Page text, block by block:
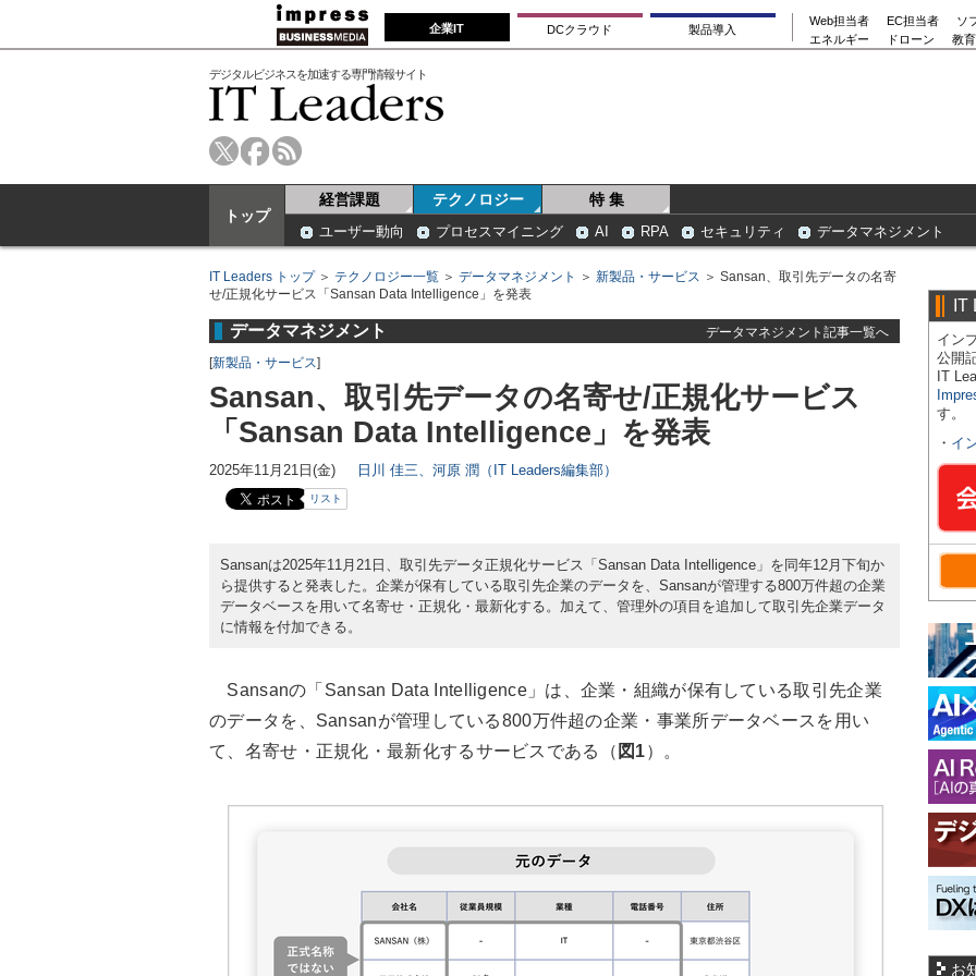
企業IT DCクラウド 製品導入
Web担当者 EC担当者
ソ
エネルギー
ドローン 教
デジタルビジネスを加速する専門情報サイト
トップ
経営課題 テクノロジー 特 集
ユーザー動向 プロセスマイニング AI RPA セキュリティ データマネジメント
IT Leaders トップ＞ テクノロジー一覧 ＞ データマネジメント ＞ 新製品・サービス ＞ Sansan、取引先データの名寄
せ/正規化サービス「Sansan Data Intelligence」を発表
データマネジメント
データマネジメント記事一覧へ
[新製品・サービス]
Sansan、取引先データの名寄せ/正規化サービス
「Sansan Data Intelligence」を発表
2025年11月21日(金) 日川 佳三、河原 潤（IT Leaders編集部）
リスト
Sansanは2025年11月21日、取引先データ正規化サービス「Sansan Data Intelligence」を同年12月下旬か
ら提供すると発表した。企業が保有している取引先企業のデータを、Sansanが管理する800万件超の企業
データベースを用いて名寄せ・正規化・最新化する。加えて、管理外の項目を追加して取引先企業データ
に情報を付加できる。
Sansanの「Sansan Data Intelligence」は、企業・組織が保有している取引先企業
のデータを、Sansanが管理している800万件超の企業・事業所データベースを用い
て、名寄せ・正規化・最新化するサービスである（ 図1）。
IT
イン
公開
IT
す。
・ イ
お